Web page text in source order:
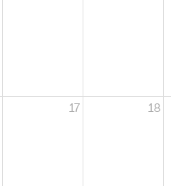
17 18